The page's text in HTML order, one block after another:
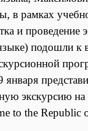
в рамках
и проведение
подошли к
января
экскурсию на
to the Republic